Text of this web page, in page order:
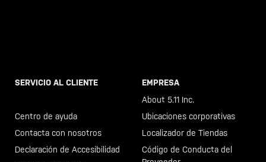
SERVICIO AL CLIENTE
Centro de ayuda
Contacta con nosotros
Declaración de Accesibilidad
EMPRESA
About 5.11 Inc.
Ubicaciones corporativas
Localizador de Tiendas
Código de Conducta del